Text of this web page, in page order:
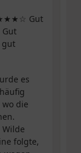
Gut
es
die
folgte,